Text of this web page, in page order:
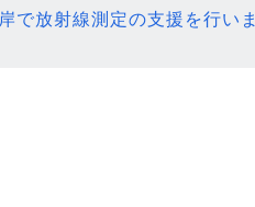
で放射線測定の支援を行いま